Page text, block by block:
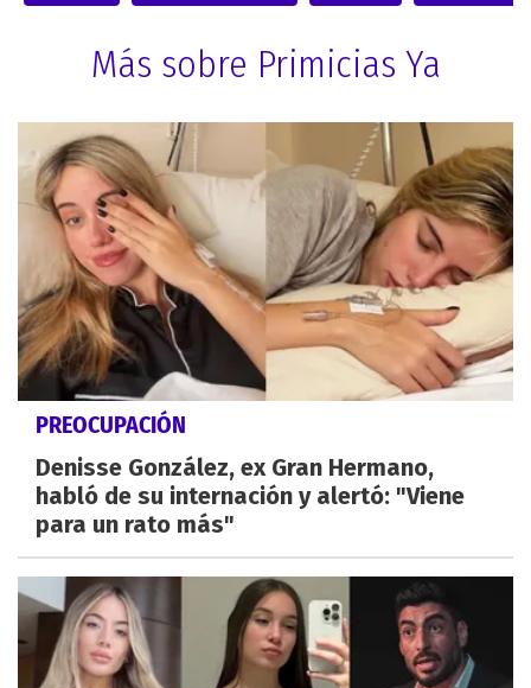
Más sobre Primicias Ya
PREOCUPACIÓN
Denisse González, ex Gran Hermano,
habló de su internación y alertó: "Viene
para un rato más"